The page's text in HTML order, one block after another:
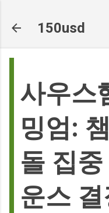
150usd
사우스
밍엄:
돌 집
운스